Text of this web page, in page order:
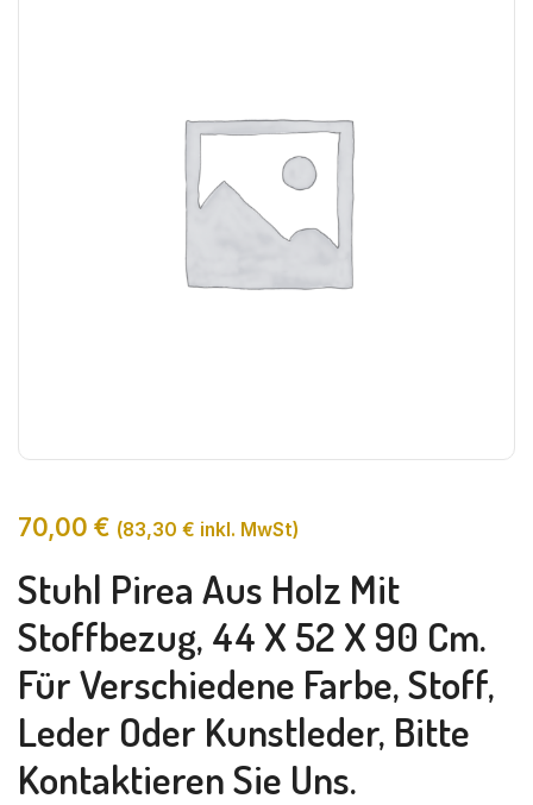
70,00 € (83,30 € inkl. MwSt)
Stuhl Pirea Aus Holz Mit
Stoffbezug, 44 X 52 X 90 Cm.
Für Verschiedene Farbe, Stoff,
Leder Oder Kunstleder, Bitte
Kontaktieren Sie Uns.